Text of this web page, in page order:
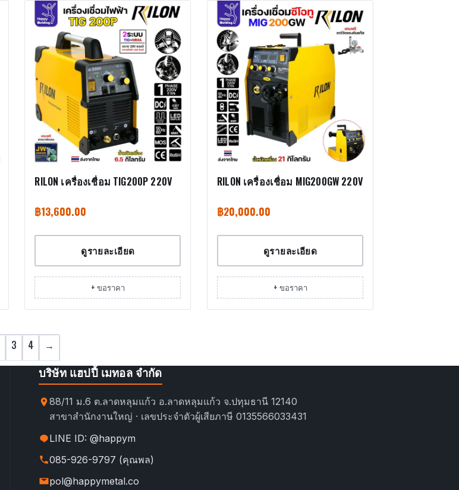
RILON เครื่องเชื่อม TIG200P 220V
฿13,600.00
ดูรายละเอียด
+ ขอราคา
RILON เครื่องเชื่อม MIG200GW 220V
฿20,000.00
ดูรายละเอียด
+ ขอราคา
3 4 →
บริษัท แฮปปี้ เมทอล จำกัด
88/11 ม.6 ต.ลาดหลุมแก้ว อ.ลาดหลุมแก้ว จ.ปทุมธานี 12140
สาขาสำนักงานใหญ่ · เลขประจำตัวผู้เสียภาษี 0135566033431
LINE ID: @happym
085-926-9797 (คุณพล)
pol@happymetal.co